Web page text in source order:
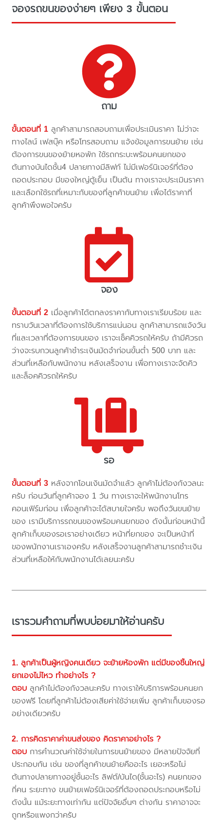
จองรถขนของง่ายๆ เพียง 3 ขั้นตอน
ถาม
ขั้นตอนที่ 1 ลูกค้าสามารถสอบถามเพื่อประเมินราคา ไม่ว่าจะ
ทางไลน์ เฟสบุ๊ค หรือโทรสอบถาม แจ้งข้อมูลการขนย้าย เช่น
ต้องการขนของย้ายหอพัก ใช้รถกระบะพร้อมคนยกของ
ต้นทางบันไดชั้น4 ปลายทางมีลิฟท์ ไม่มีเฟอร์นิเจอร์ที่ต้อง
ถอดประกอบ มีของใหญ่ตู้เย็น เป็นต้น ทางเราจะประเมินราคา
และเลือกใช้รถที่เหมาะกับของที่ลูกค้าขนย้าย เพื่อได้ราคาที่
ลูกค้าพึงพอใจครับ
จอง
ขั้นตอนที่ 2 เมื่อลูกค้าได้ตกลงราคากับทางเราเรียบร้อย และ
ทราบวันเวลาที่ต้องการใช้บริการแน่นอน ลูกค้าสามารถแจ้งวัน
ที่และเวลาที่ต้องการขนของ เราจะเช็คคิวรถให้ครับ ถ้ามีคิวรถ
ว่างจะรบกวนลูกค้าชำระเงินมัดจำก่อนขั้นต่ำ 500 บาท และ
ส่วนที่เหลือกับพนักงาน หลังเสร็จงาน เพื่อทางเราจะจัดคิว
และล็อคคิวรถให้ครับ
รอ
ขั้นตอนที่ 3 หลังจากโอนเงินมัดจำแล้ว ลูกค้าไม่ต้องกังวลนะ
ครับ ก่อนวันที่ลูกค้าจอง 1 วัน ทางเราจะให้พนักงานโทร
คอนเฟิร์มก่อน เพื่อลูกค้าจะได้สบายใจครับ พอถึงวันขนย้าย
ของ เรามีบริการรถขนของพร้อมคนยกของ ดังนั้นก่อนหน้านี้
ลูกค้าเก็บของรอเราอย่างเดียว หน้าที่ยกของ จะเป็นหน้าที่
ของพนักงานเราเองครับ หลังเสร็จงานลูกค้าสามารถชำะเงิน
ส่วนที่เหลือให้กับพนักงานได้เลยนะครับ
เรารวมคำถามที่พบบ่อยมาให้อ่านครับ
1. ลูกค้าเป็นผู้หญิงคนเดียว จะย้ายห้องพัก แต่มีของชิ้นใหญ่
ยกเองไม่ไหว ทำอย่างไร ?
ตอบ ลูกค้าไม่ต้องกังวลนะครับ ทางเราให้บริการพร้อมคนยก
ของฟรี โดยที่ลูกค้าไม่ต้องเสียค่าใช้จ่ายเพิ่ม ลูกค้าเก็บของรอ
อย่างเดียวครับ
2. การคิดราคาค่าขนส่งของ คิดราคาอย่างไร ?
ตอบ การคำนวณค่าใช้จ่ายในการขนย้ายของ มีหลายปัจจัยที่
ประกอบกัน เช่น ของที่ลูกค้าขนย้ายคืออะไร เยอะหรือไม่
ต้นทางปลายทางอยู่ชั้นอะไร ลิฟต์/บันได(ชั้นอะไร) คนยกของ
กี่คน ระยะทาง ขนย้ายเฟอร์นิเจอร์ที่ต้องถอดประกอบหรือไม่
ดังนั้น แม้ระยะทางเท่ากัน แต่ปัจจัยอื่นๆ ต่างกัน ราคาอาจจะ
ถูกหรือแพงกว่าครับ